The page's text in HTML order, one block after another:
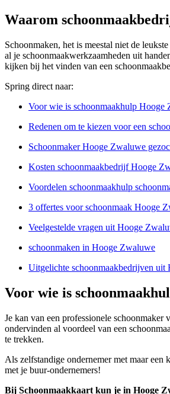
Waarom
Schoonmaken, het is meestal niet de
al je schoonmaakwerkzaamheden uit
kijken bij het vinden van een
Spring direct naar:
Voor wie is schoonmaakhulp Hooge
Redenen om te kiezen voor een
Schoonmaker Hooge Zwaluwe
Kosten schoonmaakbedrijf Hooge
Voordelen schoonmaakhulp
3 offertes voor schoonmaak Hooge
Veelgestelde vragen uit Hooge
schoonmaken in Hooge Zwaluwe
Uitgelichte schoonmaakbedrijven uit
Voor wie is
Je kan van een professionele
ondervinden al voordeel van een
te trekken.
Als zelfstandige ondernemer met maar een
met je buur-ondernemers!
Bij Schoonmaakkaart kun je in Hooge